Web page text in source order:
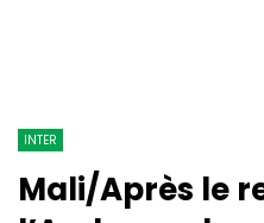
INTER
Mali/Après le